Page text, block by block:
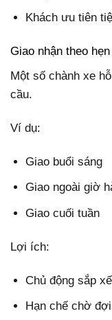
Khách ưu tiên
Giao nhận theo
Một số chành xe
cầu.
Ví dụ:
Giao buổi sáng
Giao ngoài giờ
Giao cuối tuần
Lợi ích:
Chủ động sắp
Hạn chế chờ đợi